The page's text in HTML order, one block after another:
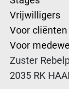
Vrijwilligers
Voor cliënten
Voor
Zuster
2035 RK